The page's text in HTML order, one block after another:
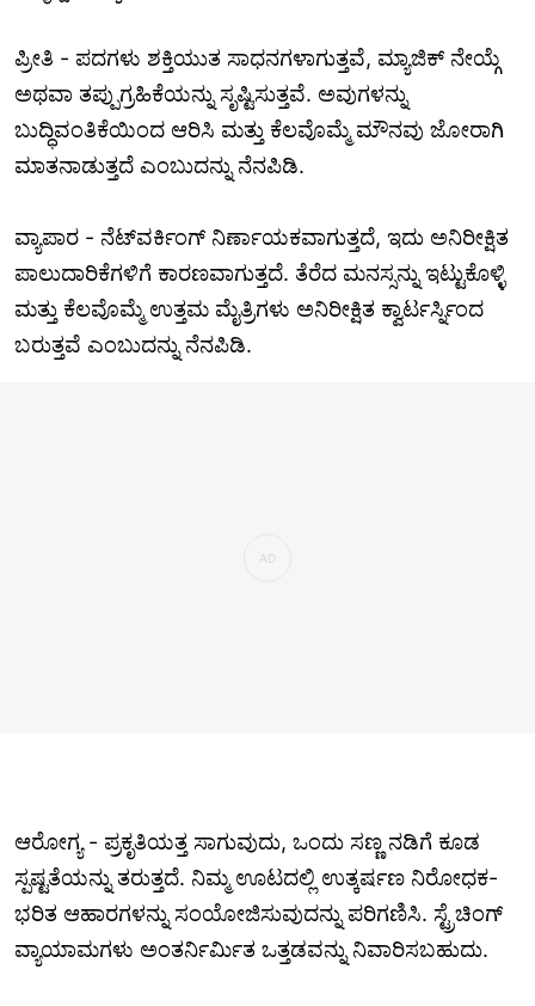
ಪ್ರೀತಿ - ಪದಗಳು ಶಕ್ತಿಯುತ ಸಾಧನಗಳಾಗುತ್ತವೆ, ಮ್ಯಾಜಿಕ್ ನೇಯ್ಗೆ
ಅಥವಾ ತಪ್ಪುಗ್ರಹಿಕೆಯನ್ನು ಸೃಷ್ಟಿಸುತ್ತವೆ. ಅವುಗಳನ್ನು
ಬುದ್ಧಿವಂತಿಕೆಯಿಂದ ಆರಿಸಿ ಮತ್ತು ಕೆಲವೊಮ್ಮೆ ಮೌನವು ಜೋರಾಗಿ
ಮಾತನಾಡುತ್ತದೆ ಎಂಬುದನ್ನು ನೆನಪಿಡಿ.
ವ್ಯಾಪಾರ - ನೆಟ್‌ವರ್ಕಿಂಗ್ ನಿರ್ಣಾಯಕವಾಗುತ್ತದೆ, ಇದು ಅನಿರೀಕ್ಷಿತ
ಪಾಲುದಾರಿಕೆಗಳಿಗೆ ಕಾರಣವಾಗುತ್ತದೆ. ತೆರೆದ ಮನಸ್ಸನ್ನು ಇಟ್ಟುಕೊಳ್ಳಿ
ಮತ್ತು ಕೆಲವೊಮ್ಮೆ ಉತ್ತಮ ಮೈತ್ರಿಗಳು ಅನಿರೀಕ್ಷಿತ ಕ್ವಾರ್ಟರ್ಸ್ನಿಂದ
ಬರುತ್ತವೆ ಎಂಬುದನ್ನು ನೆನಪಿಡಿ.
ಆರೋಗ್ಯ - ಪ್ರಕೃತಿಯತ್ತ ಸಾಗುವುದು, ಒಂದು ಸಣ್ಣ ನಡಿಗೆ ಕೂಡ
ಸ್ಪಷ್ಟತೆಯನ್ನು ತರುತ್ತದೆ. ನಿಮ್ಮ ಊಟದಲ್ಲಿ ಉತ್ಕರ್ಷಣ ನಿರೋಧಕ-
ಭರಿತ ಆಹಾರಗಳನ್ನು ಸಂಯೋಜಿಸುವುದನ್ನು ಪರಿಗಣಿಸಿ. ಸ್ಟ್ರೆಚಿಂಗ್
ವ್ಯಾಯಾಮಗಳು ಅಂತರ್ನಿರ್ಮಿತ ಒತ್ತಡವನ್ನು ನಿವಾರಿಸಬಹುದು.